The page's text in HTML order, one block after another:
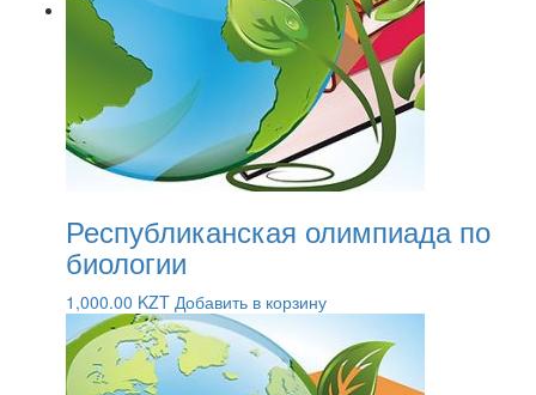
Республиканская олимпиада по
биологии
1,000.00 KZT Добавить в корзину